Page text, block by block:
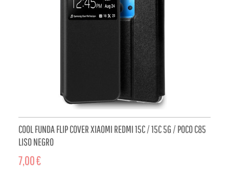
COOL FUNDA FLIP COVER XIAOMI REDMI 15C / 15C 5G / POCO C85
LISO NEGRO
7,00 €